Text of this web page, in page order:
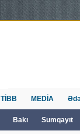
Bakı Sumqayıt
TİBB MEDİA